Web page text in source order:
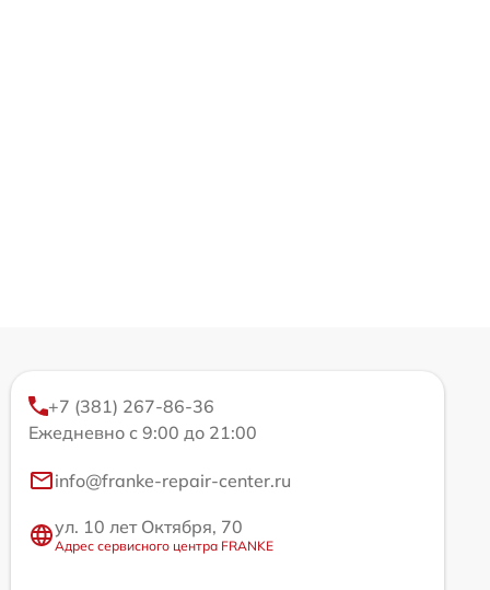
+7 (381) 267-86-36
Ежедневно с 9:00 до 21:00
info@franke-repair-center.ru
ул. 10 лет Октября, 70
Адрес сервисного центра FRANKE